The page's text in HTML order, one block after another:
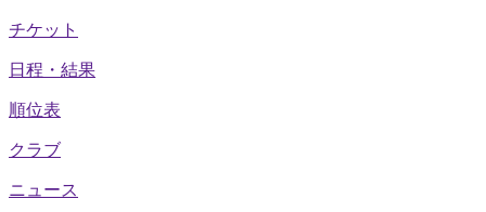
チケット
日程・結果
順位表
クラブ
ニュース